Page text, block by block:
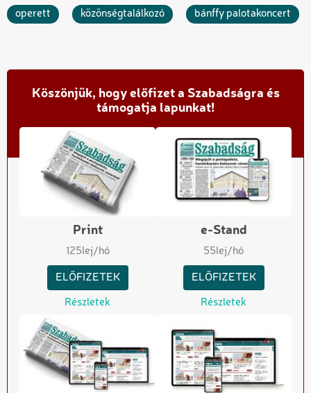
operett közönségtalálkozó bánffy palotakoncert
Köszönjük, hogy előfizet a Szabadságra és
támogatja lapunkat!
Print
125lej/hó
ELŐFIZETEK
Részletek
e-Stand
55lej/hó
ELŐFIZETEK
Részletek